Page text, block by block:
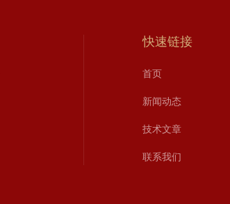
快速链接
首页
新闻动态
技术文章
联系我们